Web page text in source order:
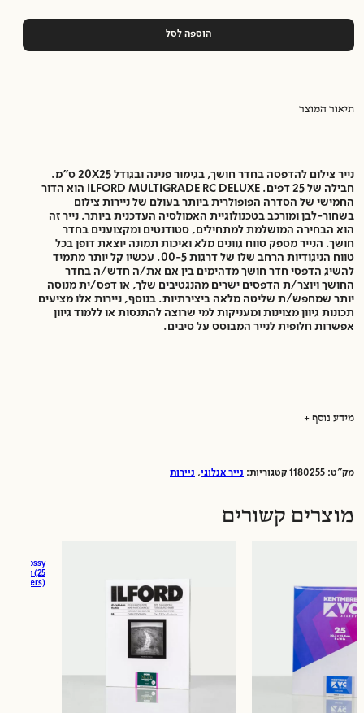
הוספה לסל
תיאור המוצר
נייר צילום להדפסה בחדר חושך, בגימור פנינה ובגודל 20X25 ס"מ.
חבילה של 25 דפים. ILFORD MULTIGRADE RC DELUXE הוא הדור
החמישי של הסדרה הפופולרית ביותר בעולם של ניירות צילום
בשחור-לבן ומורכב בטכנולוגיית האמולסיה העדכנית ביותר. נייר זה
הוא הבחירה המושלמת למתחילים, סטודנטים ומקצוענים בחדר
חושך. הנייר מספק טווח גוונים מלא ואיכות תמונה יוצאת דופן בכל
טווח הניגודיות הרחב שלו של דרגות 00-5. עכשיו קל יותר מתמיד
להשיג הדפסי חדר חושך מדהימים בין אם את/ה חדש/ה בחדר
החושך ויוצר/ת הדפסים ישרים מהנגטיבים שלך, או דפס/ית מנוסה
יותר שמחפש/ת שליטה מלאה ביצירתיות. בנוסף, ניירות אלו מציעים
תכונות גיוון מצוינות ומעניקות למי שרוצה להתנסות או ללמוד גיוון
אפשרות חלופית לנייר המבוסס על סיבים.
מידע נוסף
פורמט נייר:
גודל נייר:
מק"ט: 1180255 קטגוריות: נייר אנלוגי, ניירות
מוצרים קשורים
SELECT Glossy
20X25cm (25
Papers)